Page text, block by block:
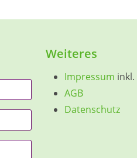
Weiteres
Impressum inkl.
AGB
Datenschutz